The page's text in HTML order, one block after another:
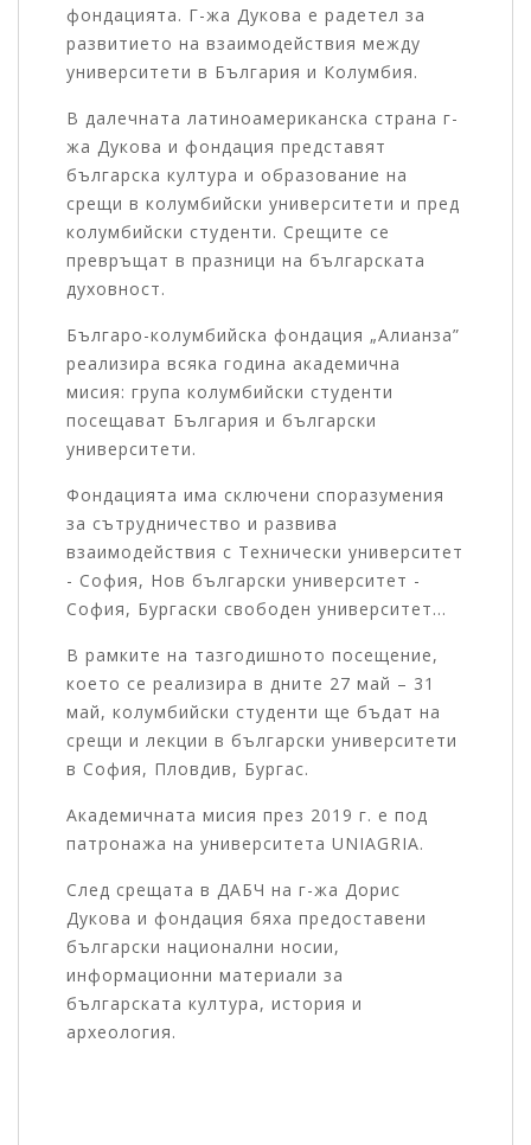
фондацията. Г-жа Дукова е радетел за
развитието на взаимодействия между
университети в България и Колумбия.
В далечната латиноамериканска страна г-
жа Дукова и фондация представят
българска култура и образование на
срещи в колумбийски унивeрситети и пред
колумбийски студенти. Срещите се
превръщат в празници на българската
духовност.
Българо-колумбийска фондация „Алианза”
реализира всяка година академична
мисия: група колумбийски студенти
посещават България и български
университети.
Фондацията има сключени споразумения
за сътрудничество и развива
взаимодействия с Технически университет
- София, Нов български университет -
София, Бургаски свободен университет…
В рамките на тазгодишното посещение,
което се реализира в дните 27 май – 31
май, колумбийски студенти ще бъдат на
срещи и лекции в български университети
в София, Пловдив, Бургас.
Академичната мисия през 2019 г. е под
патронажа на университета UNIAGRIA.
След срещата в ДАБЧ на г-жа Дорис
Дукова и фондация бяха предоставени
български национални носии,
информационни материали за
българската култура, история и
археология.